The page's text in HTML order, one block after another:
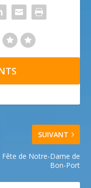
SUIVANT
Fête de Notre-Dame de
Bon-Port